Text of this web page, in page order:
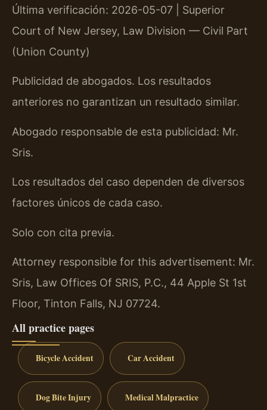
Última verificación: 2026-05-07 | Superior
Court of New Jersey, Law Division — Civil Part
(Union County)
Publicidad de abogados. Los resultados
anteriores no garantizan un resultado similar.
Abogado responsable de esta publicidad: Mr.
Sris.
Los resultados del caso dependen de diversos
factores únicos de cada caso.
Solo con cita previa.
Attorney responsible for this advertisement: Mr.
Sris, Law Offices Of SRIS, P.C., 44 Apple St 1st
Floor, Tinton Falls, NJ 07724.
All practice pages
Bicycle Accident Car Accident
Dog Bite Injury Medical Malpractice